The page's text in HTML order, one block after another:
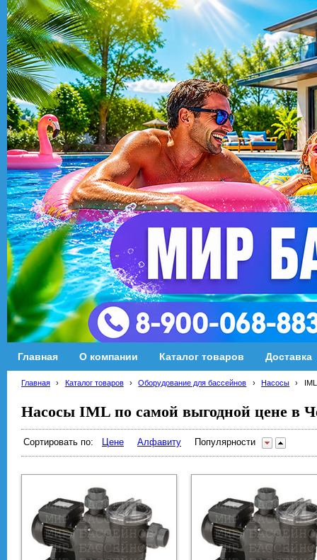
Главная О компании Каталог товаров Доставка
Главная › Каталог товаров › Оборудование для бассейнов › Насосы ›
Насосы IML по самой выгодной цене в
Сортировать по: Цене Алфавиту Популярности